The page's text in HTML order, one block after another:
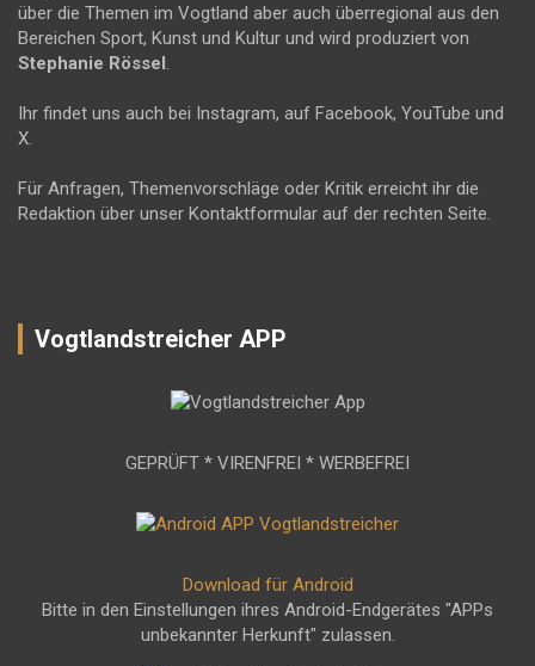
über die Themen im Vogtland aber auch überregional aus den
Bereichen Sport, Kunst und Kultur und wird produziert von
Stephanie Rössel.
Ihr findet uns auch bei Instagram, auf Facebook, YouTube und
X.
Für Anfragen, Themenvorschläge oder Kritik erreicht ihr die
Redaktion über unser Kontaktformular auf der rechten Seite.
Vogtlandstreicher APP
GEPRÜFT * VIRENFREI * WERBEFREI
Download für Android
Bitte in den Einstellungen ihres Android-Endgerätes "APPs
unbekannter Herkunft" zulassen.